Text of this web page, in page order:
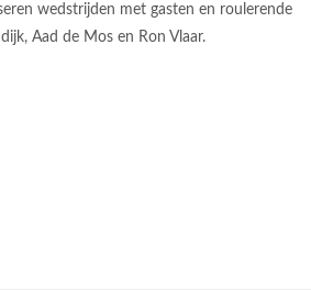
wedstrijden met gasten en roulerende
Aad de Mos en Ron Vlaar.